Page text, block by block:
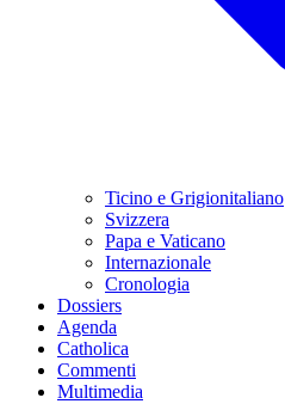
Ticino e Grigionitaliano
Svizzera
Papa e Vaticano
Internazionale
Cronologia
Dossiers
Agenda
Catholica
Commenti
Multimedia